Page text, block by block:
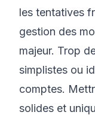
les tentatives
gestion des
majeur. Trop
simplistes ou
comptes.
solides et